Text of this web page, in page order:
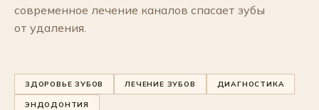
современное лечение каналов спасает зубы
от удаления.
ЗДОРОВЬЕ ЗУБОВ ЛЕЧЕНИЕ ЗУБОВ ДИАГНОСТИКА
ЭНДОДОНТИЯ